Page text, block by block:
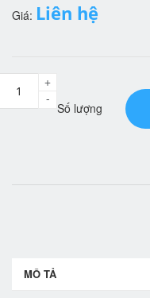
Giá: Liên hệ
Số lượng
-
+
MÔ TẢ